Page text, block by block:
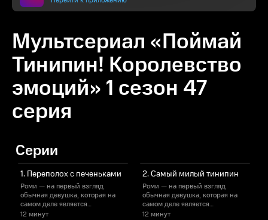
Мультсериал «Поймай
Тинипин! Королевство
эмоций» 1 сезон 47
серия
Серии
1. Переполох с печеньками
Роми — на первый взгляд
обычная девушка, которая на
самом деле является
принцессой волшебного
12 минут
2. Самый милый тинипин
Роми — на первый взгляд
обычная девушка, которая на
самом деле является
принцессой волшебного
12 минут